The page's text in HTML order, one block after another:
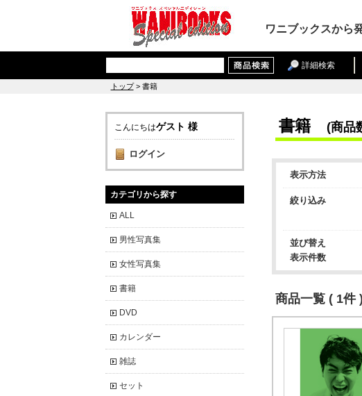
ワニブックスから
詳細検索
トップ> 書籍
こんにちはゲスト 様
ログイン
カテゴリから探す
ALL
男性写真集
女性写真集
書籍
DVD
カレンダー
雑誌
セット
書籍 (商品
表示方法
絞り込み
並び替え
表示件数
商品一覧 ( 1件 )